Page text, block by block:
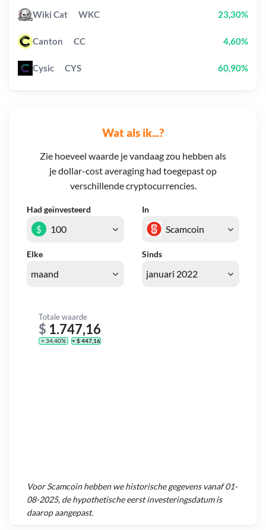
Wat als ik...?
Zie hoeveel waarde je vandaag zou hebben als
je dollar-cost averaging had toegepast op
verschillende cryptocurrencies.
Had geïnvesteerd In
Elke Sinds
$
Totale waarde
$ 1.747,16
+ 34,40% + $ 447,16
VoorScamcoinhebben we historische gegevens vanaf01-
08-2025, de hypothetische eerst investeringsdatum is
daarop aangepast.
Wiki Cat WKC 23,30%
Canton CC 4,60%
Cysic CYS 60,90%